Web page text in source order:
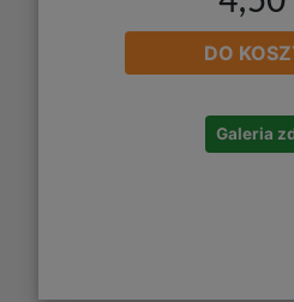
DO
Galeria